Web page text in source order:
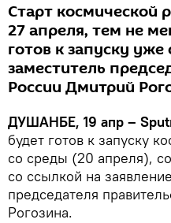
Старт космической
27 апреля, тем не
готов к запуску уже
заместитель
России Дмитрий
ДУШАНБЕ, 19 апр –
будет готов к запуску
со среды (20 апреля),
со ссылкой на
председателя
Рогозина.